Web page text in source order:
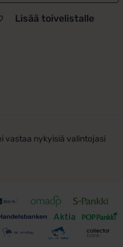
Lisää toivelistalle
vastaa nykyisiä valintojasi